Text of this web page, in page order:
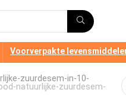
Voorverpakte
zuurdesem-in-10-
natuurlijke-zuurdesem-